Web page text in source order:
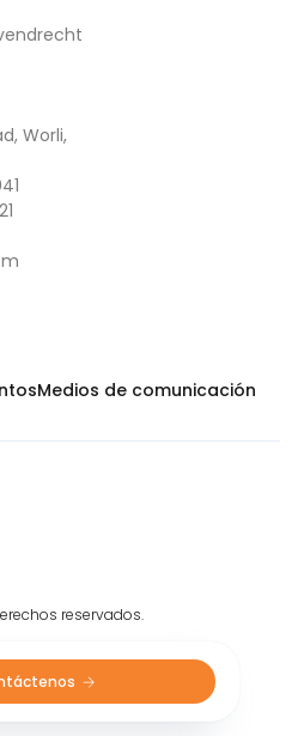
Worli,
Medios de comunicación
reservados.